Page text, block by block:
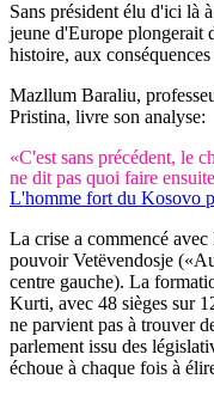
Sans président élu d'ici là
jeune d'Europe plongerait
histoire, aux
Mazllum Baraliu,
Pristina, livre son analyse:
«C'est sans précédent, le
ne dit pas quoi faire
L'homme fort du Kosovo
La crise a commencé
pouvoir Vetëvendosje
centre gauche). La
Kurti, avec 48 sièges sur
ne parvient pas à trouver
parlement issu des
échoue à chaque fois à